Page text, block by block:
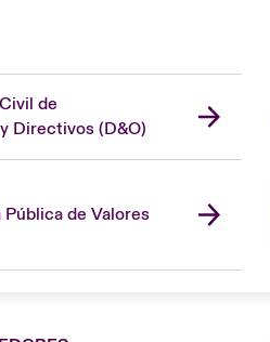
de
Directivos (D&O)
de Valores